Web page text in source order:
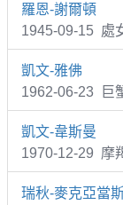
羅恩-謝爾頓
1945-09-15 處
凱文-雅佛
1962-06-23 巨
凱文-韋斯曼
1970-12-29 摩
瑞秋-麥克亞當